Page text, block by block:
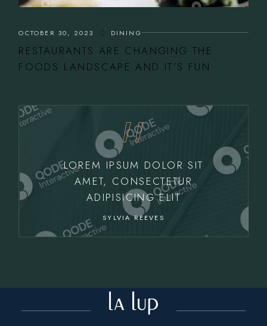
OCTOBER 30, 2023 DINING
RESTAURANTS ARE CHANGING THE
FOODS LANDSCAPE AND IT’S FUN
LOREM IPSUM DOLOR SIT
AMET, CONSECTETUR
ADIPISICING ELIT
SYLVIA REEVES